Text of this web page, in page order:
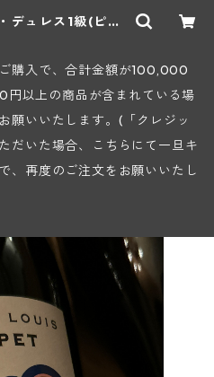
デュレス1級(ピエ
購入で、合計金額が100,000
以上の商品が含まれている場
願いいたします。(「クレジッ
だいた場合、こちらにて一旦キ
、再度のご注文をお願いいたし